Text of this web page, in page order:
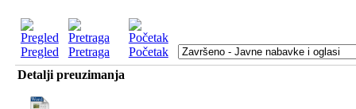
Pregled Pretraga
Početak
Detalji preuzimanja